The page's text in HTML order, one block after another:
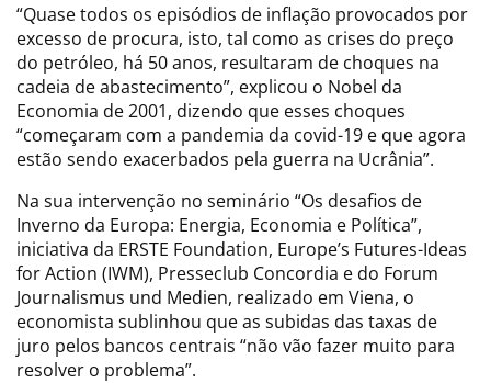
“Quase todos os episódios de inflação provocados por
excesso de procura, isto, tal como as crises do preço
do petróleo, há 50 anos, resultaram de choques na
cadeia de abastecimento”, explicou o Nobel da
Economia de 2001, dizendo que esses choques
“começaram com a pandemia da covid-19 e que agora
estão sendo exacerbados pela guerra na Ucrânia”.
Na sua intervenção no seminário “Os desafios de
Inverno da Europa: Energia, Economia e Política”,
iniciativa da ERSTE Foundation, Europe’s Futures-Ideas
for Action (IWM), Presseclub Concordia e do Forum
Journalismus und Medien, realizado em Viena, o
economista sublinhou que as subidas das taxas de
juro pelos bancos centrais “não vão fazer muito para
resolver o problema”.